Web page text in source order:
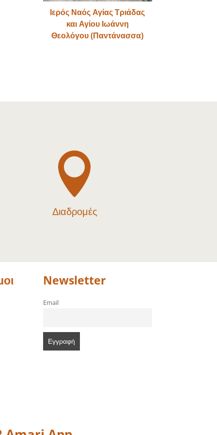
Ιερός Ναός Αγίας Τριάδας
και Αγίου Ιωάννη
Θεολόγου (Παντάνασσα)

Διαδρομές
Newsletter
Email